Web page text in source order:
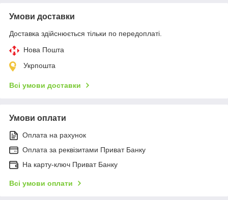
Умови доставки
Доставка здійснюється тільки по передоплаті.
Нова Пошта
Укрпошта
Всі умови доставки
Умови оплати
Оплата на рахунок
Оплата за реквізитами Приват Банку
На карту-ключ Приват Банку
Всі умови оплати